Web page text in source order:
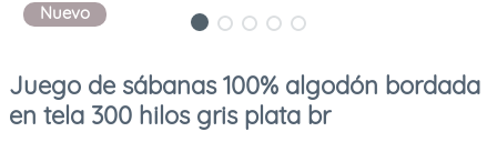
Nuevo
Juego de sábanas 100% algodón bordada
en tela 300 hilos gris plata br